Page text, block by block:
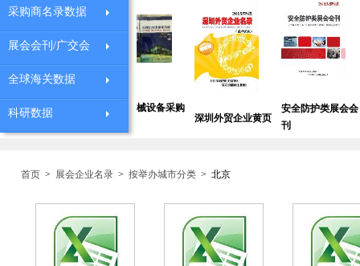
上海外资企业
全球机械设备采购
深圳外贸企业黄页
安全防护类展会会
刊
中
采购商名录数据
展会会刊/广交会
全球海关数据
科研数据
首页 > 展会企业名录 > 按举办城市分类 > 北京